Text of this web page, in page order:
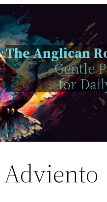
The Anglican
Gentle
for
Adviento